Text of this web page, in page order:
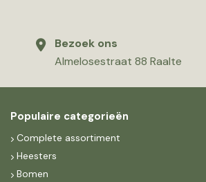
Bezoek ons
Almelosestraat 88 Raalte
Populaire categorieën
Complete assortiment
Heesters
Bomen